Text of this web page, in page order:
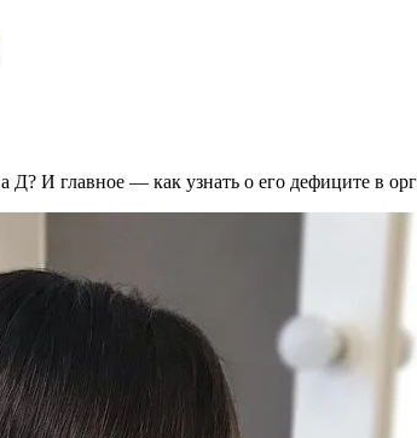
Д? И главное — как узнать о его дефиците в